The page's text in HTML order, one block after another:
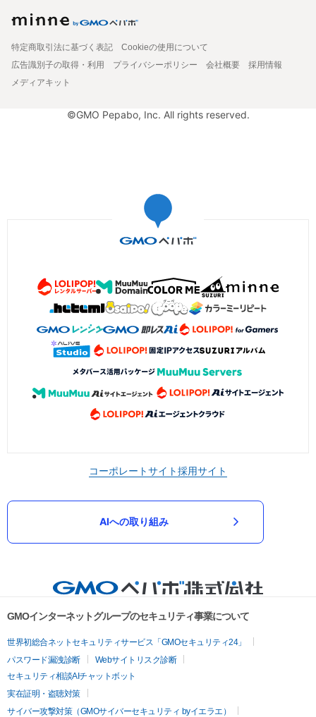
特定商取引法に基づく表記
Cookieの使用について
広告識別子の取得・利用
プライバシーポリシー 会社概要
採用情報
メディアキット
©GMO Pepabo, Inc. All rights reserved.
コーポレートサイト採用サイト
AIへの取り組み
GMOインターネットグループのセキュリティ事業について
世界初総合ネットセキュリティサービス「GMOセキュリティ24」
パスワード漏洩診断
Webサイトリスク診断
セキュリティ相談AIチャットボット
実在証明・盗聴対策
サイバー攻撃対策（GMOサイバーセキュリティ byイエラエ）